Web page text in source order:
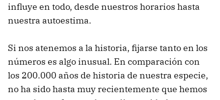
influye en todo, desde nuestros horarios hasta
nuestra autoestima.
Si nos atenemos a la historia, fijarse tanto en los
números es algo inusual. En comparación con
los 200.000 años de historia de nuestra especie,
no ha sido hasta muy recientemente que hemos